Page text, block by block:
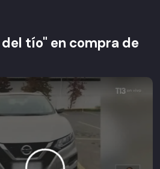
tío" en compra de